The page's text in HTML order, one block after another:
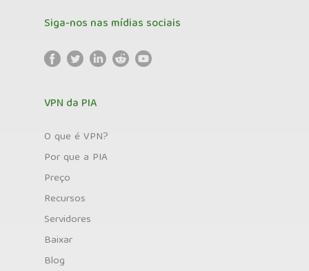
Siga-nos nas mídias sociais
VPN da PIA
O que é VPN?
Por que a PIA
Preço
Recursos
Servidores
Baixar
Blog